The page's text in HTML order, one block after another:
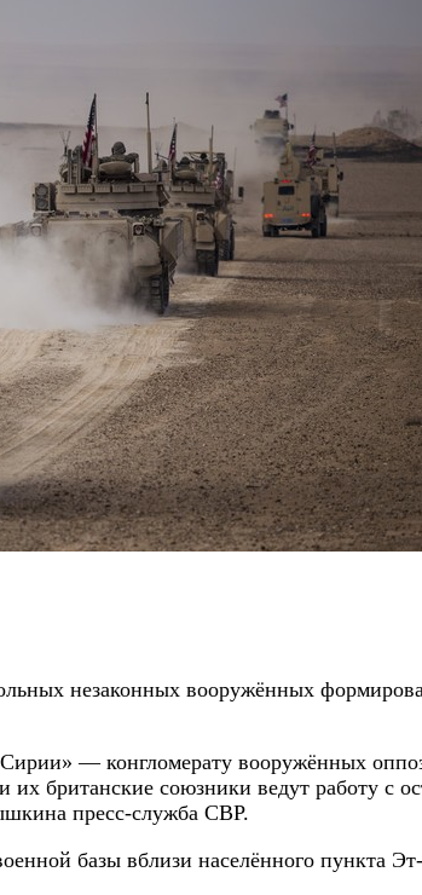
незаконных вооружённых
— конгломерату вооружённых
британские союзники ведут работу с
пресс-служба СВР.
базы вблизи населённого пункта